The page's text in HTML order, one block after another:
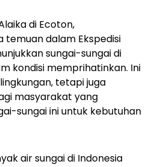
di Ecoton,
dalam Ekspedisi
sungai-sungai di
kondisi memprihatinkan. Ini
tetapi juga
masyarakat yang
sungai ini untuk kebutuhan
air sungai di Indonesia